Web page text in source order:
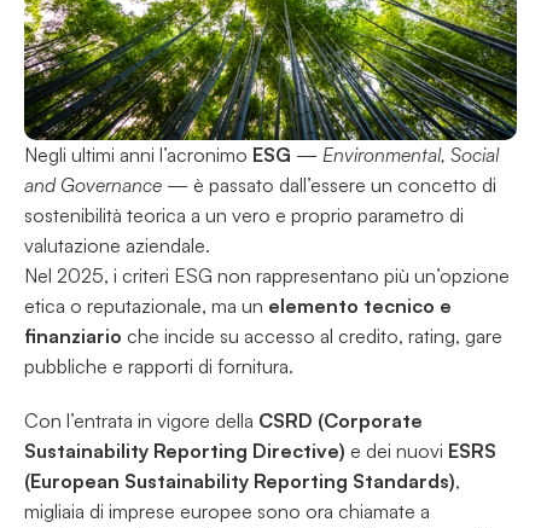
Negli ultimi anni l’acronimo ESG — Environmental, Social
and Governance — è passato dall’essere un concetto di
sostenibilità teorica a un vero e proprio parametro di
valutazione aziendale.
Nel 2025, i criteri ESG non rappresentano più un’opzione
etica o reputazionale, ma un elemento tecnico e
finanziario che incide su accesso al credito, rating, gare
pubbliche e rapporti di fornitura.
Con l’entrata in vigore della CSRD (Corporate
Sustainability Reporting Directive) e dei nuovi ESRS
(European Sustainability Reporting Standards),
migliaia di imprese europee sono ora chiamate a